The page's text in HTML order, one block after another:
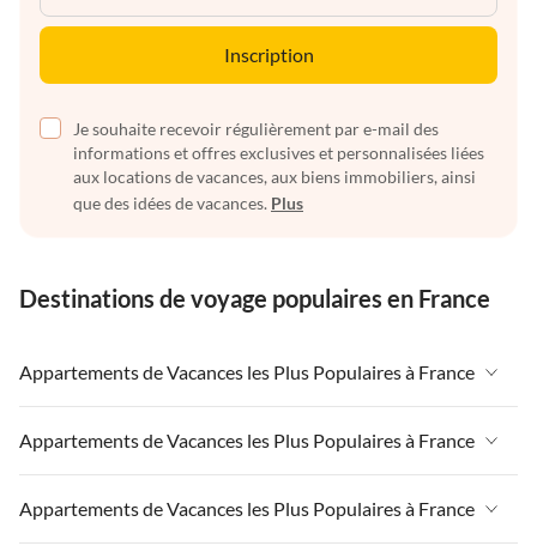
Inscription
Je souhaite recevoir régulièrement par e-mail des
informations et offres exclusives et personnalisées liées
aux locations de vacances, aux biens immobiliers, ainsi
que des idées de vacances. Plus
Destinations de voyage populaires en France
Appartements de Vacances les Plus Populaires à France
Appartements de Vacances à France
Appartements de Vacances à Paris-Ile de France
Appartements de Vacances à Paris
Appartements de Vacances les Plus Populaires à France
Appartements de Vacances à France
Appartements de Vacances à Paris-Ile de France
Appartements de Vacances les Plus Populaires à France